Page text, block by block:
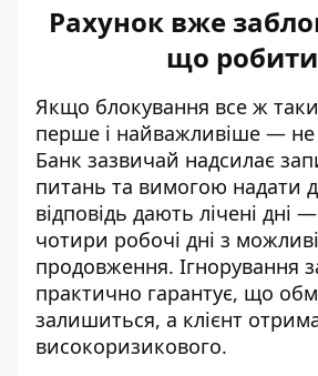
Рахунок вже
що
Якщо блокування все ж
перше і найважливіше — не
Банк зазвичай надсилає
питань та вимогою надати
відповідь дають лічені дні
чотири робочі дні з
продовження. Ігнорування
практично гарантує, що
залишиться, а клієнт
високоризикового.